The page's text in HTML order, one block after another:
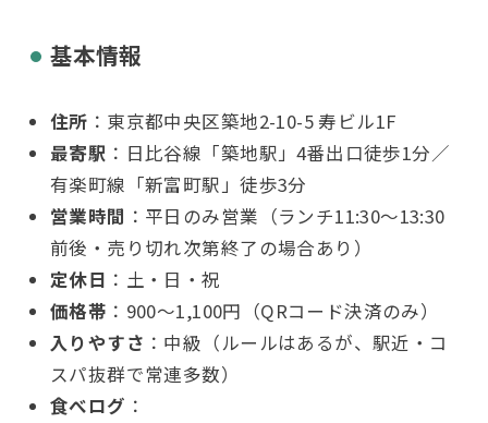
基本情報
住所 ：東京都中央区築地2-10-5 寿ビル1F
最寄駅 ：日比谷線「築地駅」4番出口徒歩1分／
有楽町線「新富町駅」徒歩3分
営業時間 ：平日のみ営業（ランチ11:30〜13:30
前後・売り切れ次第終了の場合あり）
定休日 ：土・日・祝
価格帯 ：900〜1,100円（QRコード決済のみ）
入りやすさ ：中級（ルールはあるが、駅近・コ
スパ抜群で常連多数）
食べログ ：